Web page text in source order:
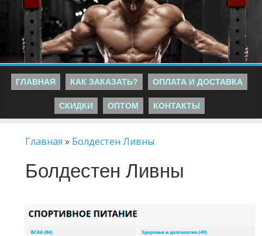
ГЛАВНАЯ КАК ЗАКАЗАТЬ? ОПЛАТА И ДОСТАВКА
СКИДКИ ОПТОМ КОНТАКТЫ
Главная » Болдестен Ливны
Болдестен Ливны